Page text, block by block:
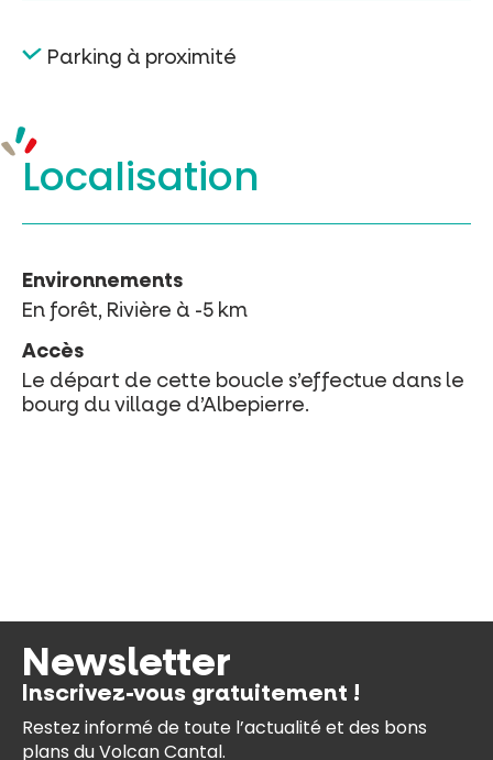
Parking à proximité
Localisation
Environnements
En forêt, Rivière à -5 km
Accès
Le départ de cette boucle s’effectue dans le
bourg du village d’Albepierre.
Newsletter
Inscrivez-vous gratuitement !
Restez informé de toute l’actualité et des bons
plans du Volcan Cantal.